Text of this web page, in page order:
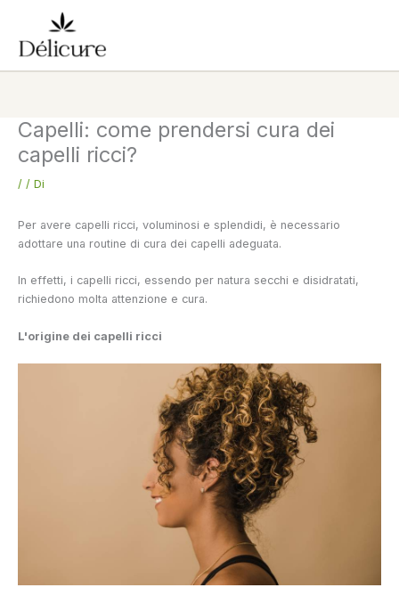
contenuto
Capelli: come prendersi cura dei
capelli ricci?
/ / Di
Per avere capelli ricci, voluminosi e splendidi, è necessario
adottare una routine di cura dei capelli adeguata.
In effetti, i capelli ricci, essendo per natura secchi e disidratati,
richiedono molta attenzione e cura.
L'origine dei capelli ricci